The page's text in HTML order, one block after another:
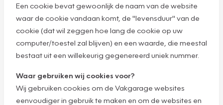
Een cookie bevat gewoonlijk de naam van de website
waar de cookie vandaan komt, de "levensduur" van de
cookie (dat wil zeggen hoe lang de cookie op uw
computer/toestel zal blijven) en een waarde, die meestal
bestaat uit een willekeurig gegenereerd uniek nummer.
Waar gebruiken wij cookies voor?
Wij gebruiken cookies om de Vakgarage websites
eenvoudiger in gebruik te maken en om de websites en